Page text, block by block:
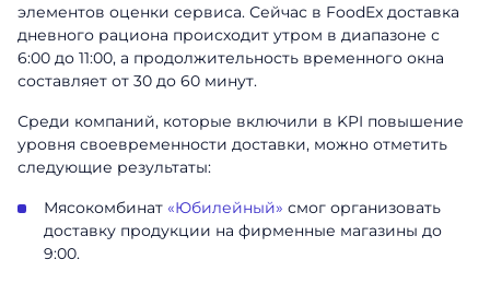
элементов оценки сервиса. Сейчас в FoodEx доставка
дневного рациона происходит утром в диапазоне с
6:00 до 11:00, а продолжительность временного окна
составляет от 30 до 60 минут.
Среди компаний, которые включили в KPI повышение
уровня своевременности доставки, можно отметить
следующие результаты:
Мясокомбинат «Юбилейный» смог организовать
доставку продукции на фирменные магазины до
9:00.
Заказать
презентацию